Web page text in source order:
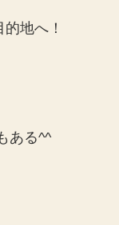
地へ！
ある^^